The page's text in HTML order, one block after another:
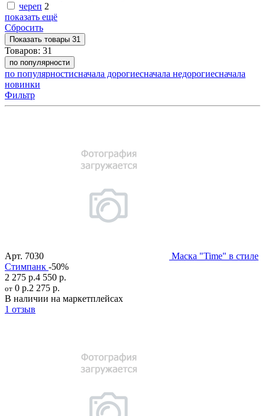
череп 2
показать ещё
Сбросить
Показать товары 31
Товаров: 31
по популярности
по популярностисначала дорогиесначала недорогиесначала
новинки
Фильтр
Арт. 7030
Маска "Time" в стиле
Стимпанк -50%
2 275 р.4 550 р.
от 0 р.2 275 р.
В наличии на маркетплейсах
1 отзыв